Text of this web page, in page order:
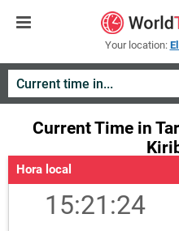
Your location:
Current Time in
Hora local
15:21:25